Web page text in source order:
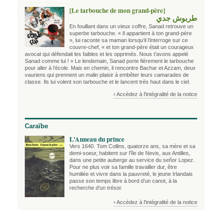
[Le tarbouche de mon grand-père]
طربوش جدي
En fouillant dans un vieux coffre, Sanad retrouve un
superbe tarbouche. « Il appartient à ton grand-père
», lui raconte sa maman lorsqu’il l’interroge sur ce
couvre-chef, « et ton grand-père était un courageux
avocat qui défendait les faibles et les opprimés. Nous t’avons appelé
Sanad comme lui ! » Le lendemain, Sanad porte fièrement le tarbouche
pour aller à l’école. Mais en chemin, il rencontre Bachar et Azzam, deux
vauriens qui prennent un malin plaisir à embêter leurs camarades de
classe. Ils lui volent son tarbouche et le lancent très haut dans le ciel.
› Accédez à l'intégralité de la notice
Caraïbe
L’Anneau du prince
Vers 1640. Tom Collins, quatorze ans, sa mère et sa
demi-soeur, habitent sur l’île de Nevis, aux Antilles,
dans une petite auberge au service du señor Lopez.
Pour ne plus voir sa famille travailler dur, être
humiliée et vivre dans la pauvreté, le jeune Irlandais
passe son temps libre à bord d’un canot, à la
recherche d’un trésor.
› Accédez à l'intégralité de la notice